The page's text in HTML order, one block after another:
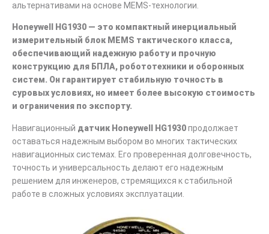
альтернативами на основе MEMS-технологии.
Honeywell HG1930 — это компактный инерциальный
измерительный блок MEMS тактического класса,
обеспечивающий надежную работу и прочную
конструкцию для БПЛА, робототехники и оборонных
систем. Он гарантирует стабильную точность в
суровых условиях, но имеет более высокую стоимость
и ограничения по экспорту.
Навигационный датчик Honeywell HG1930продолжает
оставаться надежным выбором во многих тактических
навигационных системах. Его проверенная долговечность,
точность и универсальность делают его надежным
решением для инженеров, стремящихся к стабильной
работе в сложных условиях эксплуатации.